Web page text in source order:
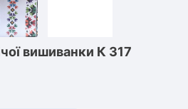
вишиванки К 317